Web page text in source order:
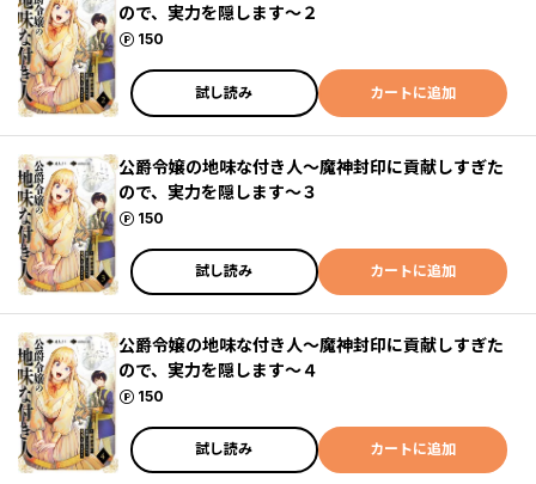
ので、実力を隠します～２
150
ポイント
試し読み カートに追加
公爵令嬢の地味な付き人～魔神封印に貢献しすぎた
ので、実力を隠します～３
150
ポイント
試し読み カートに追加
公爵令嬢の地味な付き人～魔神封印に貢献しすぎた
ので、実力を隠します～４
150
ポイント
試し読み カートに追加